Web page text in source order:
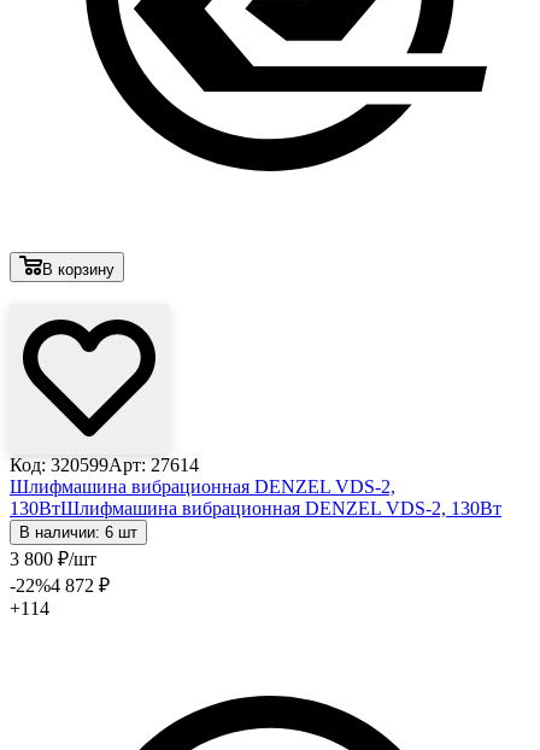
В корзину
Код: 320599Арт: 27614
Шлифмашина вибрационная DENZEL VDS-2,
130ВтШлифмашина вибрационная DENZEL VDS-2, 130Вт
В наличии: 6 шт
3 800 ₽/шт
-22%4 872 ₽
+114